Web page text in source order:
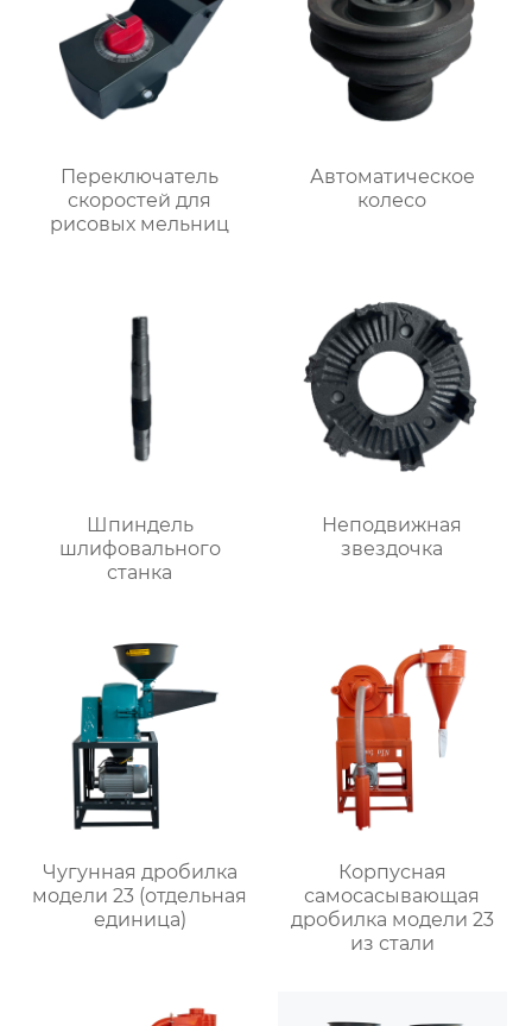
Переключатель
скоростей для
рисовых мельниц
Автоматическое
колесо
Шпиндель
шлифовального
станка
Неподвижная
звездочка
Чугунная дробилка
модели 23 (отдельная
единица)
Корпусная
самоcасывающая
дробилка модели 23
из стали